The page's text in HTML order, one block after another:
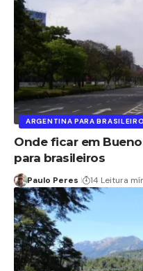
ARGENTINA PARA
Onde ficar em
para brasileiros
Paulo Peres 14 Leitura